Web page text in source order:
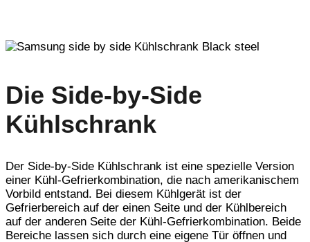
Die Side-by-Side
Kühlschrank
Der Side-by-Side Kühlschrank ist eine spezielle Version
einer Kühl-Gefrierkombination, die nach amerikanischem
Vorbild entstand. Bei diesem Kühlgerät ist der
Gefrierbereich auf der einen Seite und der Kühlbereich
auf der anderen Seite der Kühl-Gefrierkombination. Beide
Bereiche lassen sich durch eine eigene Tür öffnen und